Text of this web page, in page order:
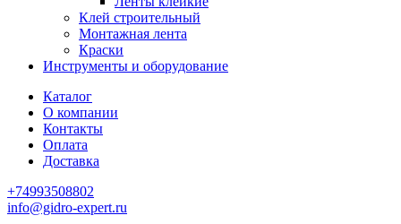
Клей строительный
Монтажная лента
Краски
Инструменты и оборудование
Каталог
О компании
Контакты
Оплата
Доставка
+74993508802
info@gidro-expert.ru